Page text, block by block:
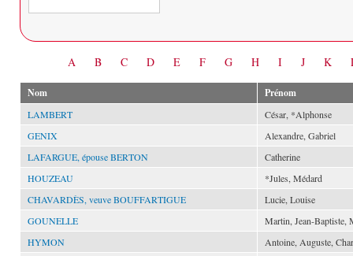
A B C D E F G H I J K
Nom Prénom
LAMBERT
César, *Alphonse
GENIX
Alexandre, Gabriel
LAFARGUE, épouse BERTON
Catherine
HOUZEAU
*Jules, Médard
CHAVARDÈS, veuve BOUFFARTIGUE
Lucie, Louise
GOUNELLE
Martin, Jean-Baptiste,
HYMON
Antoine, Auguste,